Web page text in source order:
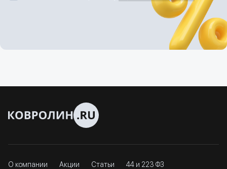
О компании Акции Статьи 44 и 223 ФЗ